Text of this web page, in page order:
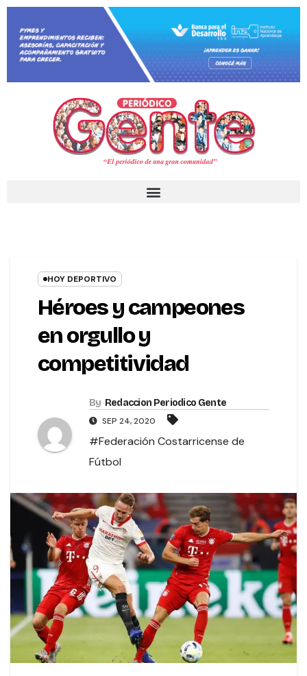
HOY DEPORTIVO
Héroes y campeones
en orgullo y
competitividad
By Redaccion Periodico Gente
SEP 24, 2020
#Federación Costarricense de
Fútbol